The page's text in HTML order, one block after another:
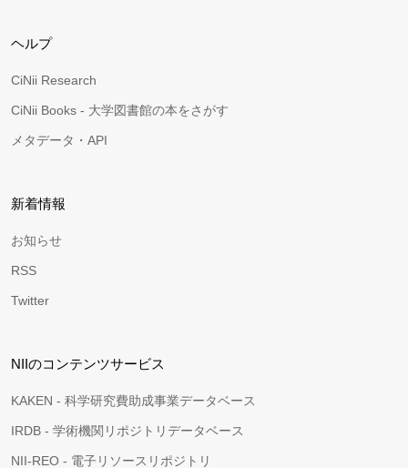
ヘルプ
CiNii Research
CiNii Books - 大学図書館の本をさがす
メタデータ・API
新着情報
お知らせ
RSS
Twitter
NIIのコンテンツサービス
KAKEN - 科学研究費助成事業データベース
IRDB - 学術機関リポジトリデータベース
NII-REO - 電子リソースリポジトリ